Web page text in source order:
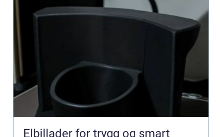
Elbillader for trygg og smart